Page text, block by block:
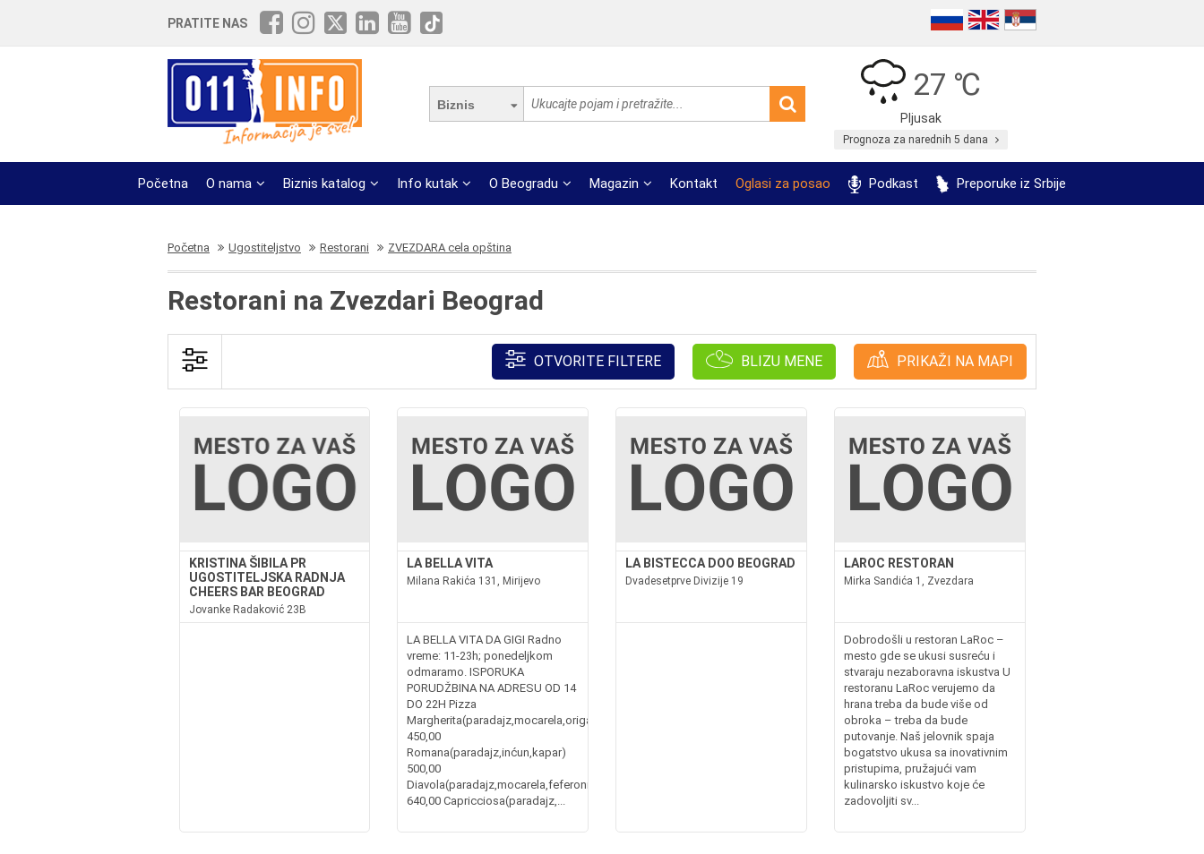
PRATITE NAS
Biznis
27 ℃
Pljusak
Prognoza za narednih 5 dana
Početna O nama Biznis katalog Info kutak O Beogradu Magazin Kontakt Oglasi za posao Podkast Preporuke iz Srbije
Početna Ugostiteljstvo Restorani ZVEZDARA cela opština
Restorani na Zvezdari Beograd
OTVORITE FILTERE BLIZU MENE PRIKAŽI NA MAPI
KRISTINA ŠIBILA PR
UGOSTITELJSKA RADNJA
CHEERS BAR BEOGRAD
Jovanke Radaković 23B
LA BELLA VITA
Milana Rakića 131, Mirijevo
LA BELLA VITA DA GIGI Radno
vreme: 11-23h; ponedeljkom
odmaramo. ISPORUKA
PORUDŽBINA NA ADRESU OD 14
DO 22H Pizza
Margherita(paradajz,mocarela,origano)
450,00
Romana(paradajz,inćun,kapar)
500,00
Diavola(paradajz,mocarela,feferoni,kulen)
640,00 Capricciosa(paradajz,...
LA BISTECCA DOO BEOGRAD
Dvadesetprve Divizije 19
LAROC RESTORAN
Mirka Sandića 1, Zvezdara
Dobrodošli u restoran LaRoc –
mesto gde se ukusi susreću i
stvaraju nezaboravna iskustva U
restoranu LaRoc verujemo da
hrana treba da bude više od
obroka – treba da bude
putovanje. Naš jelovnik spaja
bogatstvo ukusa sa inovativnim
pristupima, pružajući vam
kulinarsko iskustvo koje će
zadovoljiti sv...